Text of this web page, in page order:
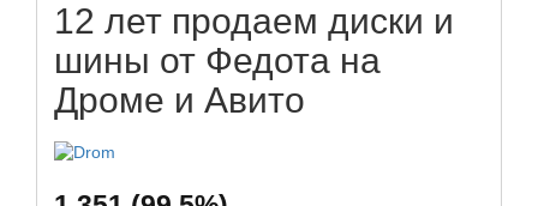
12 лет продаем диски и
шины от Федота на
Дроме и Авито